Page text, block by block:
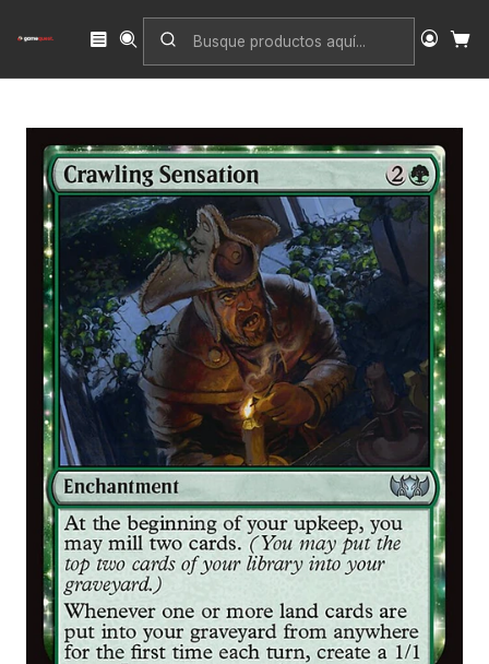
Inicio Singles
Tarkir: Dragonstorm Commander
Crawling Sensation | Inglés | NM | TDC